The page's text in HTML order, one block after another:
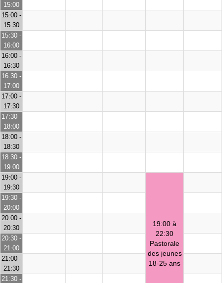
15:00
15:00 -
15:30
15:30 -
16:00
16:00 -
16:30
16:30 -
17:00
17:00 -
17:30
17:30 -
18:00
18:00 -
18:30
18:30 -
19:00
19:00 -
19:30
19:00 à
22:30
Pastorale
des jeunes
18-25 ans
19:30 -
20:00
20:00 -
20:30
20:30 -
21:00
21:00 -
21:30
21:30 -